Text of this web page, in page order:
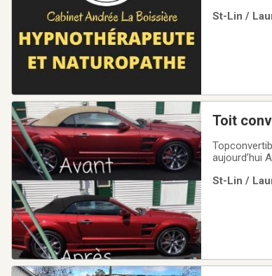
client à se
St-Lin /
aujourd’hui
l’original.
St-Lin /